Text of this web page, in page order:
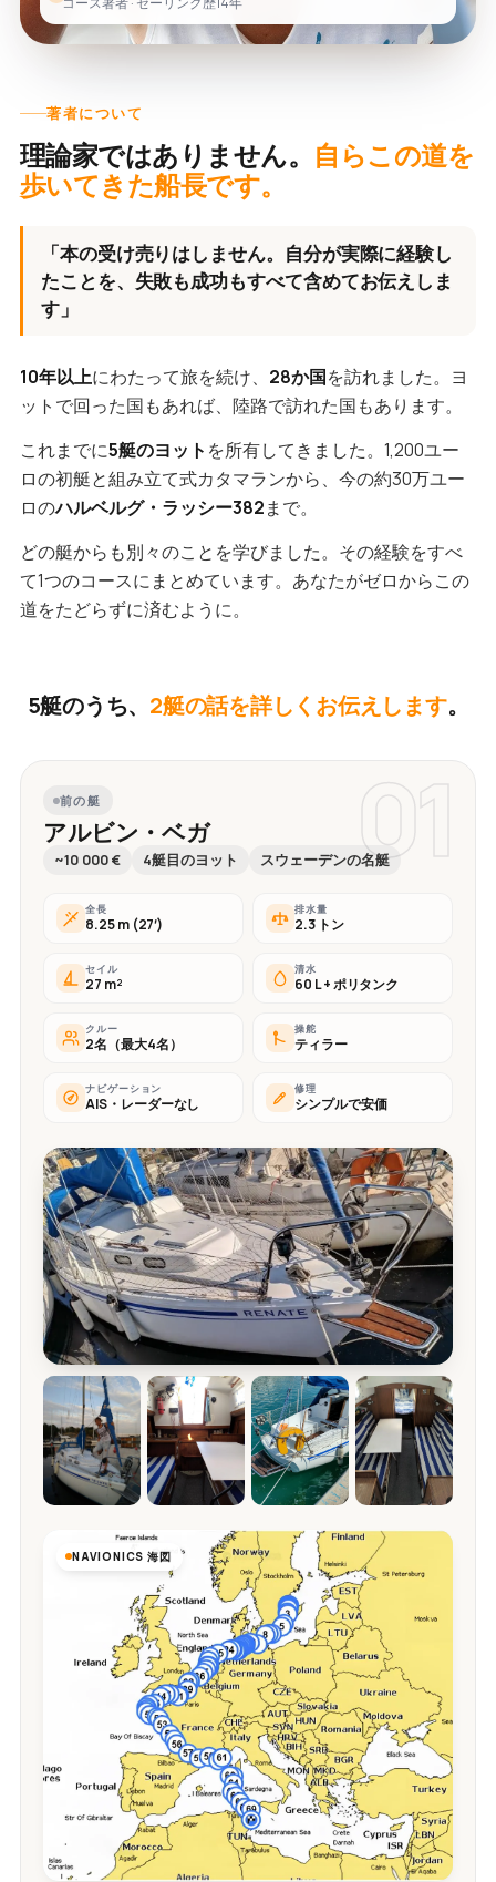
著者について
理論家ではありません。 自らこの道を
歩いてきた船長です。
「本の受け売りはしません。自分が実際に経験し
たことを、失敗も成功もすべて含めてお伝えしま
す」
10年以上にわたって旅を続け、 28か国を訪れました。ヨ
ットで回った国もあれば、陸路で訪れた国もあります。
これまでに5艇のヨット を所有してきました。1,200ユー
ロの初艇と組み立て式カタマランから、今の約30万ユー
ロのハルベルグ・ラッシー382まで。
どの艇からも別々のことを学びました。その経験をすべ
て1つのコースにまとめています。あなたがゼロからこの
道をたどらずに済むように。
5艇のうち、 2艇の話を詳しくお伝えします。
01
前の艇
アルビン・ベガ
~10 000 € 4艇目のヨット スウェーデンの名艇
全長
8.25 m (27′)
排水量
2.3 トン
セイル
27 m²
清水
60 L + ポリタンク
クルー
2名（最大4名）
操舵
ティラー
ナビゲーション
AIS・レーダーなし
修理
シンプルで安価
NAVIONICS 海図